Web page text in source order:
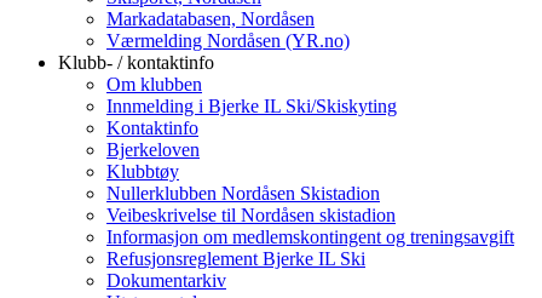
Markadatabasen, Nordåsen
Værmelding Nordåsen (YR.no)
Klubb- / kontaktinfo
Om klubben
Innmelding i Bjerke IL Ski/Skiskyting
Kontaktinfo
Bjerkeloven
Klubbtøy
Nullerklubben Nordåsen Skistadion
Veibeskrivelse til Nordåsen skistadion
Informasjon om medlemskontingent og treningsavgift
Refusjonsreglement Bjerke IL Ski
Dokumentarkiv